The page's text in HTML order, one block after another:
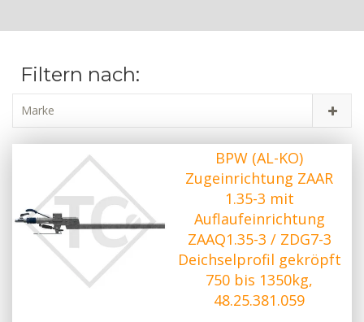
Filtern nach:
Marke
BPW (AL-KO)
Zugeinrichtung ZAAR
1.35-3 mit
Auflaufeinrichtung
ZAAQ1.35-3 / ZDG7-3
Deichselprofil gekröpft
750 bis 1350kg,
48.25.381.059